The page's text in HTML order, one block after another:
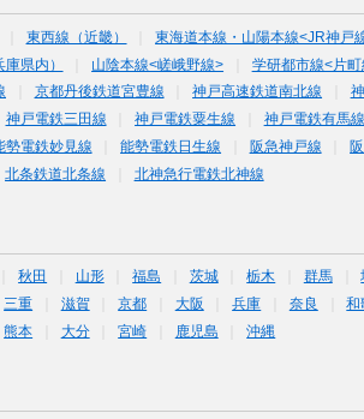
東西線（近畿） 東海道本線・山陽本線<JR神戸
県内） 山陰本線<嵯峨野線> 学研都市線<片
京都丹後鉄道宮豊線 神戸高速鉄道南北線
神戸電鉄三田線 神戸電鉄粟生線 神戸電鉄有馬線
勢電鉄妙見線 能勢電鉄日生線 阪急神戸線
北条鉄道北条線 北神急行電鉄北神線
秋田 山形 福島 茨城 栃木 群馬
三重 滋賀 京都 大阪 兵庫 奈良 和
熊本 大分 宮崎 鹿児島 沖縄